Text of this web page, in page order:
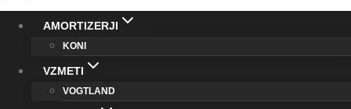
AMORTIZERJI
KONI
VZMETI
VOGTLAND